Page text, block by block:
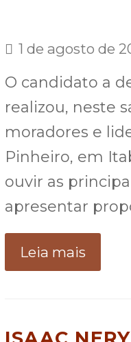
1 de agosto de
O candidato a
realizou, neste
moradores e
Pinheiro, em
ouvir as
apresentar
Leia mais